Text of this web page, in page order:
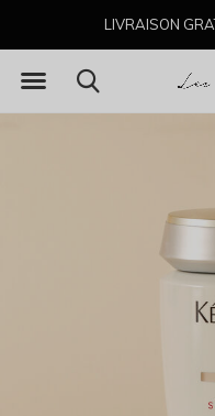
LIVRAISON